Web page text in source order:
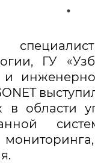
ГУ
и
области